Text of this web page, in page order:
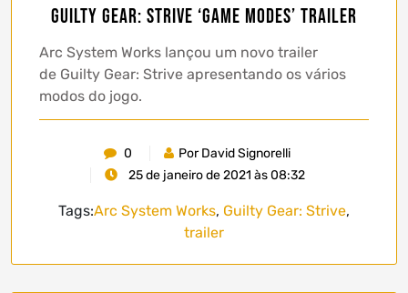
Guilty Gear: Strive ‘Game Modes’ trailer
Arc System Works lançou um novo trailer
de Guilty Gear: Strive apresentando os vários
modos do jogo.
0
Por David Signorelli
25 de janeiro de 2021 às 08:32
Tags:Arc System Works, Guilty Gear: Strive,
trailer